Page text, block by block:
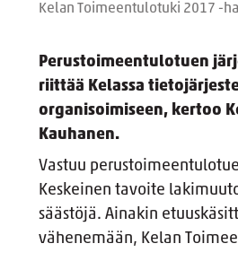
Kelan Toimeentulotuki 2017 -
Perustoimeentulotuen
riittää Kelassa
organisoimiseen, kertoo
Kauhanen.
Vastuu
Keskeinen tavoite
säästöjä. Ainakin
vähenemään, Kelan